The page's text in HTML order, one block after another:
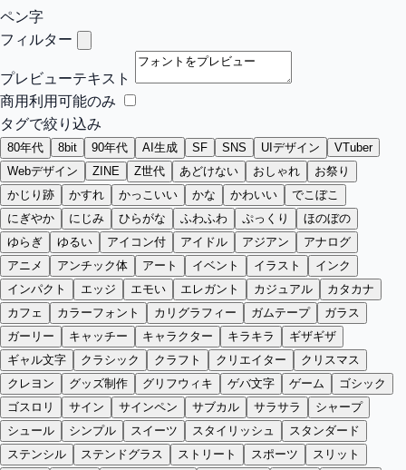
ペン字
フィルター
プレビューテキスト
商用利用可能のみ
タグで絞り込み
80年代 8bit 90年代 AI生成 SF SNS UIデザイン
VTuber
Webデザイン
ZINE Z世代 あどけない おしゃれ
お祭り
かじり跡
かすれ かっこいい かな かわいい
でこぼこ
にぎやか
にじみ ひらがな ふわふわ ぷっくり
ほのぼの
ゆらぎ
ゆるい アイコン付 アイドル アジアン
アナログ
アニメ
アンチック体 アート イベント イラスト
インク
インパクト
エッジ エモい エレガント カジュアル
カタカナ
カフェ
カラーフォント カリグラフィー ガムテープ
ガラス
ガーリー
キャッチー キャラクター キラキラ
ギザギザ
ギャル文字
クラシック クラフト クリエイター
クリスマス
クレヨン
グッズ制作 グリフウィキ ゲバ文字 ゲーム
ゴシック
ゴスロリ
サイン サインペン サブカル サラサラ
シャープ
シュール
シンプル スイーツ スタイリッシュ
スタンダード
ステンシル
ステンドグラス ストリート スポーツ
スリット